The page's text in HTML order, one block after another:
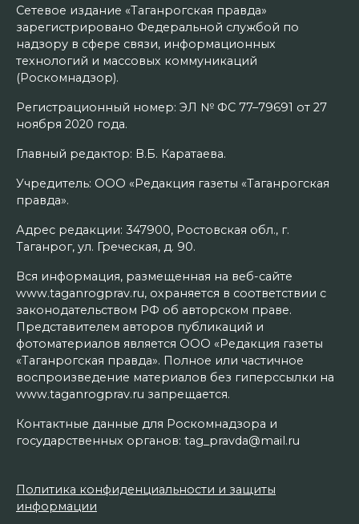
Сетевое издание «Таганрогская правда»
зарегистрировано Федеральной службой по
надзору в сфере связи, информационных
технологий и массовых коммуникаций
(Роскомнадзор).
Регистрационный номер: ЭЛ № ФС 77–79691 от 27
ноября 2020 года.
Главный редактор: В.Б. Каратаева.
Учредитель: ООО «Редакция газеты «Таганрогская
правда».
Адрес редакции: 347900, Ростовская обл., г.
Таганрог, ул. Греческая, д. 90.
Вся информация, размещенная на веб-сайте
www.taganrogprav.ru, охраняется в соответствии с
законодательством РФ об авторском праве.
Представителем авторов публикаций и
фотоматериалов является ООО «Редакция газеты
«Таганрогская правда». Полное или частичное
воспроизведение материалов без гиперссылки на
www.taganrogprav.ru запрещается.
Контактные данные для Роскомнадзора и
государственных органов: tag_pravda@mail.ru
Политика конфиденциальности и защиты
информации